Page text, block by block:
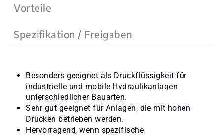
Vorteile
Spezifikation / Freigaben
Besonders geeignet als Druckflüssigkeit für
industrielle und mobile Hydraulikanlagen
unterschiedlicher Bauarten.
Sehr gut geeignet für Anlagen, die mit hohen
Drücken betrieben werden.
Hervorragend, wenn spezifische